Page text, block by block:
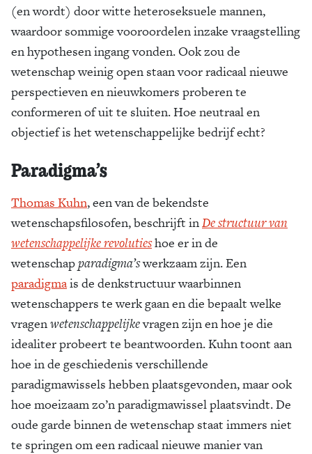
(en wordt) door witte heteroseksuele mannen,
waardoor sommige vooroordelen inzake vraagstelling
en hypothesen ingang vonden. Ook zou de
wetenschap weinig open staan voor radicaal nieuwe
perspectieven en nieuwkomers proberen te
conformeren of uit te sluiten. Hoe neutraal en
objectief is het wetenschappelijke bedrijf echt?
Paradigma’s
Thomas Kuhn, een van de bekendste
wetenschapsfilosofen, beschrijft inDe structuur van
wetenschappelijke revolutieshoe er in de
wetenschapparadigma’swerkzaam zijn. Een
paradigmais de denkstructuur waarbinnen
wetenschappers te werk gaan en die bepaalt welke
vragenwetenschappelijkevragen zijn en hoe je die
idealiter probeert te beantwoorden. Kuhn toont aan
hoe in de geschiedenis verschillende
paradigmawissels hebben plaatsgevonden, maar ook
hoe moeizaam zo’n paradigmawissel plaatsvindt. De
oude garde binnen de wetenschap staat immers niet
te springen om een radicaal nieuwe manier van